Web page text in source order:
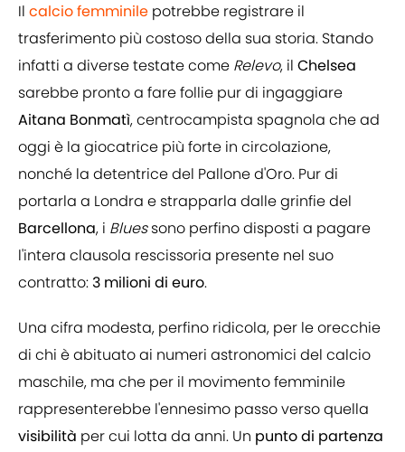
Il calcio femminile potrebbe registrare il
trasferimento più costoso della sua storia. Stando
infatti a diverse testate come Relevo, il Chelsea
sarebbe pronto a fare follie pur di ingaggiare
Aitana Bonmatì, centrocampista spagnola che ad
oggi è la giocatrice più forte in circolazione,
nonché la detentrice del Pallone d'Oro. Pur di
portarla a Londra e strapparla dalle grinfie del
Barcellona, i Bluessono perfino disposti a pagare
l'intera clausola rescissoria presente nel suo
contratto: 3 milioni di euro.
Una cifra modesta, perfino ridicola, per le orecchie
di chi è abituato ai numeri astronomici del calcio
maschile, ma che per il movimento femminile
rappresenterebbe l'ennesimo passo verso quella
visibilità per cui lotta da anni. Un punto di partenza